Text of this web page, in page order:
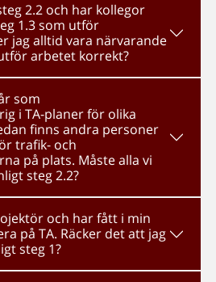
2.2 och har kollegor
1.3 som utför
jag alltid vara närvarande
arbetet korrekt?
som
i TA-planer för olika
finns andra personer
trafik- och
på plats. Måste alla vi
steg 2.2?
och har fått i min
på TA. Räcker det att jag
steg 1?